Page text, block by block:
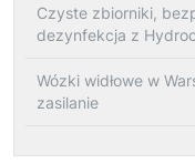
Czyste zbiorniki,
dezynfekcja z
Wózki widłowe w
zasilanie